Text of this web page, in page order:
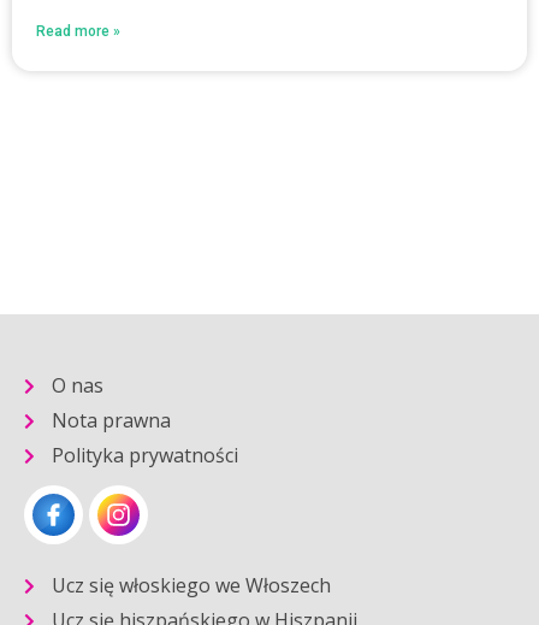
Read more »
O nas
Nota prawna
Polityka prywatności
Ucz się włoskiego we Włoszech